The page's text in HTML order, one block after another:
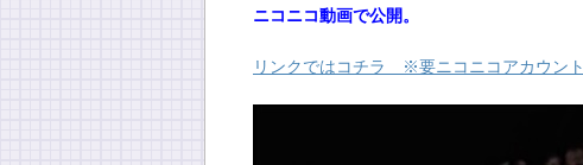
ニコニコ動画で公開。
リンクではコチラ ※要ニコニコアカウント